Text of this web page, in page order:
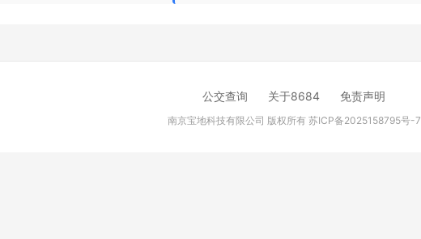
公交查询 关于8684 免责声明
南京宝地科技有限公司 版权所有 苏ICP备2025158795号-7